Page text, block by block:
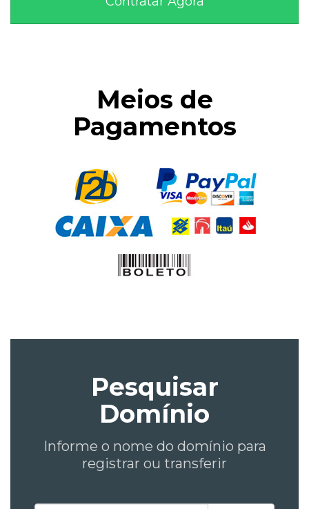
Meios de
Pagamentos
Pesquisar
Domínio
Informe o nome do domínio para
registrar ou transferir